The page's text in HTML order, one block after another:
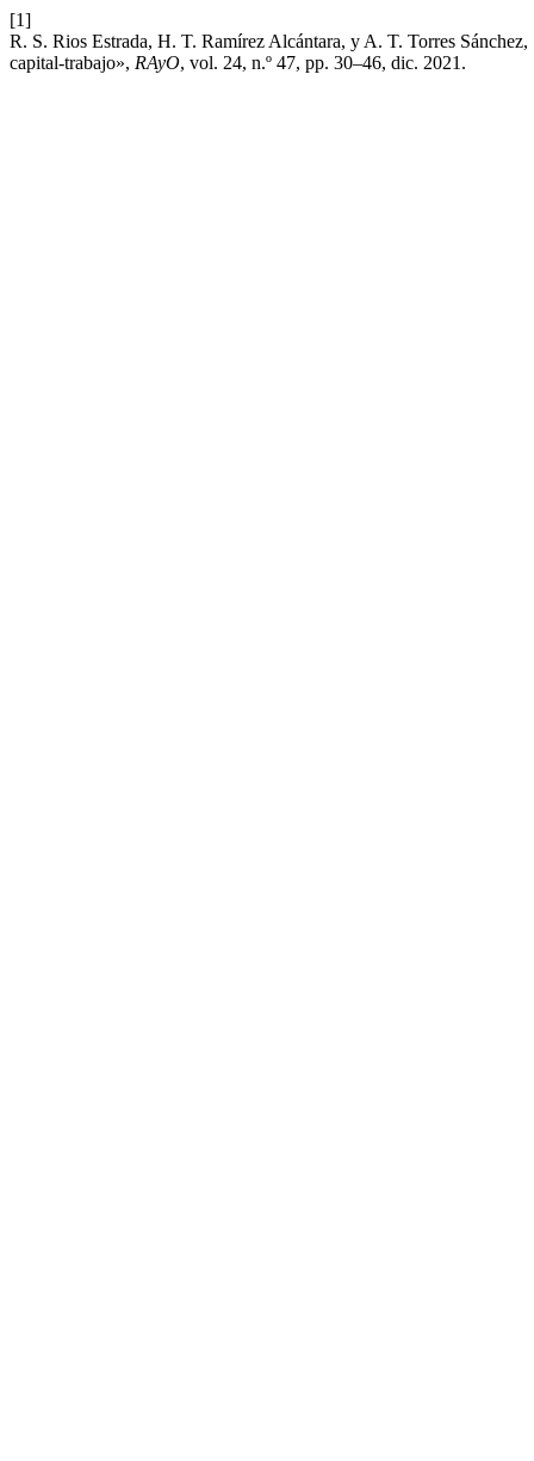
[1]
R. S. Rios Estrada, H. T. Ramírez Alcántara, y A. T. Torres
capital-trabajo», RAyO, vol. 24, n.º 47, pp. 30–46, dic. 2021.